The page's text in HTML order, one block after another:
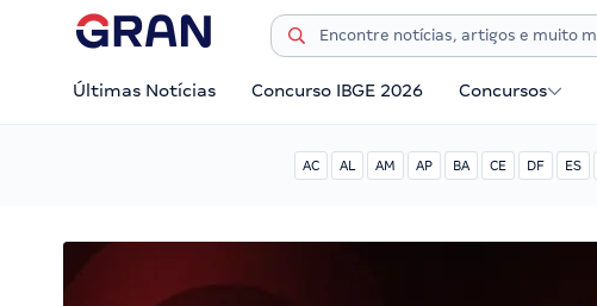
Últimas Notícias Concurso IBGE 2026 Concursos
AC AL AM AP BA CE DF ES